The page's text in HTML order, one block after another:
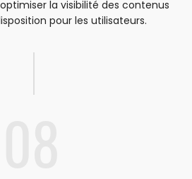
la visibilité des contenus
pour les utilisateurs.